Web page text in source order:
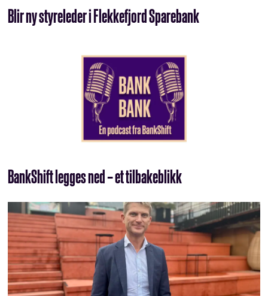
Blir ny styreleder i Flekkefjord Sparebank
BankShift legges ned – et tilbakeblikk